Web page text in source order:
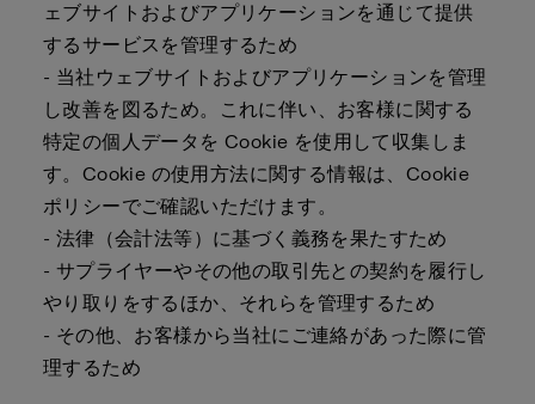
ェブサイトおよびアプリケーションを通じて提供
するサービスを管理するため
- 当社ウェブサイトおよびアプリケーションを管理
し改善を図るため。これに伴い、お客様に関する
特定の個人データを Cookie を使用して収集しま
す。Cookie の使用方法に関する情報は、Cookie
ポリシーでご確認いただけます。
- 法律（会計法等）に基づく義務を果たすため
- サプライヤーやその他の取引先との契約を履行し
やり取りをするほか、それらを管理するため
- その他、お客様から当社にご連絡があった際に管
理するため